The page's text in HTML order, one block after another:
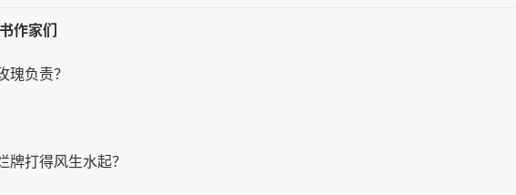
作家们
瑰负责？
牌打得风生水起？